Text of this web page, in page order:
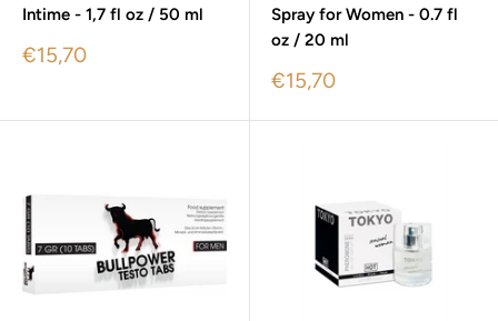
Intime - 1,7 fl oz / 50 ml
Sale
€15,70
Spray for Women - 0.7 fl
oz / 20 ml
Sale
€15,70